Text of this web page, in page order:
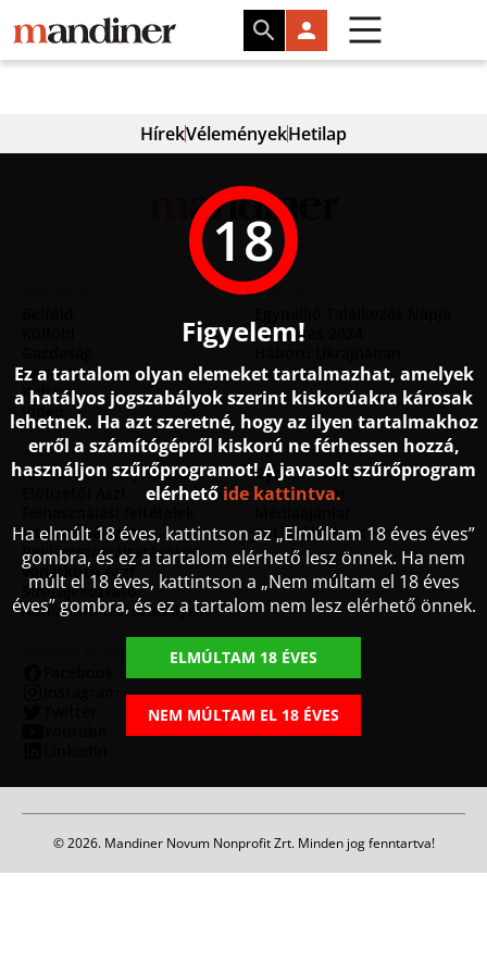
HírekVéleményekHetilap
18
Figyelem!
Ez a tartalom olyan elemeket tartalmazhat, amelyek
a hatályos jogszabályok szerint kiskorúakra károsak
lehetnek. Ha azt szeretné, hogy az ilyen tartalmakhoz
erről a számítógépről kiskorú ne férhessen hozzá,
használjon szűrőprogramot! A javasolt szűrőprogram
elérhető ide kattintva.
Ha elmúlt 18 éves, kattintson az „Elmúltam 18 éves éves”
gombra, és ez a tartalom elérhető lesz önnek. Ha nem
múlt el 18 éves, kattintson a „Nem múltam el 18 éves
éves” gombra, és ez a tartalom nem lesz elérhető önnek.
ELMÚLTAM 18 ÉVES
NEM MÚLTAM EL 18 ÉVES
Sport
Kultúra
Videó
AKTÁK
Választás 2024
JOG
Adatvédelmi tájékoztató
Játékszabályzat
Reklámszolgáltatásokra
vonatkozó Ászf
Sütitájékoztató
Kommentelési szabályzat
KAPCSOLAT
Gyakori kérdések
Impresszum
Sütibeállítások
© 2026. Mandiner Novum Nonprofit Zrt. Minden jog fenntartva!